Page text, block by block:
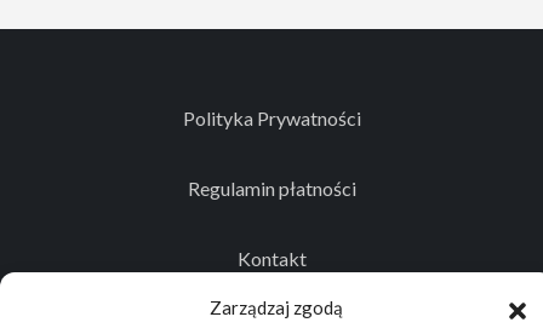
Zarządzaj zgodą
Polityka Prywatności
Regulamin płatności
Kontakt